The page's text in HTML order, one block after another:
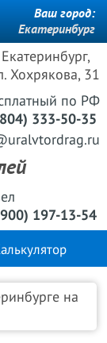
Екатеринбург,
Хохрякова, 31
197-13-54
по РФ
333-50-35
Ваш город:
Екатеринбург
на